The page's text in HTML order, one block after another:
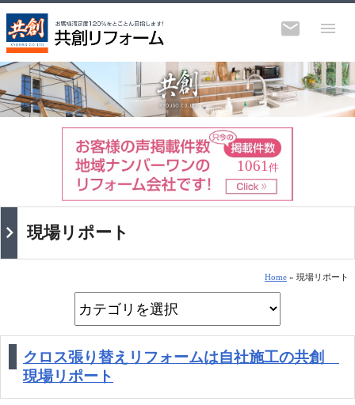
1061 件
現場リポート
Home » 現場リポート
クロス張り替えリフォームは自社施工の共創
現場リポート